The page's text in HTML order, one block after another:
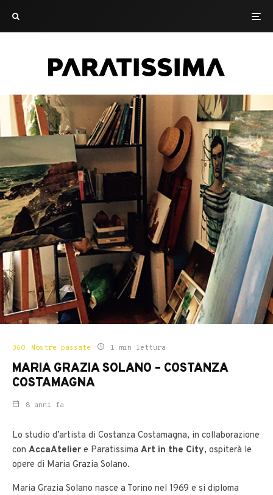
360 Mostre passate 1 min lettura
MARIA GRAZIA SOLANO – COSTANZA
COSTAMAGNA
8 anni fa
Lo studio d’artista di Costanza Costamagna, in collaborazione
con AccaAtelier e Paratissima Art in the City, ospiterà le
opere di Maria Grazia Solano.
Maria Grazia Solano nasce a Torino nel 1969 e si diploma